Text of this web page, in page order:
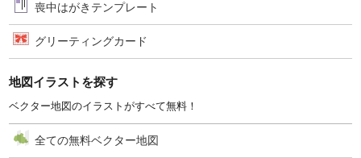
喪中はがきテンプレート
グリーティングカード
地図イラストを探す
ベクター地図のイラストがすべて無料！
全ての無料ベクター地図